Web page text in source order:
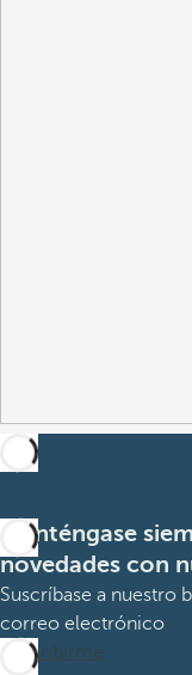
Manténgase
novedades con
Suscríbase a nuestro
correo electrónico
Suscribirme